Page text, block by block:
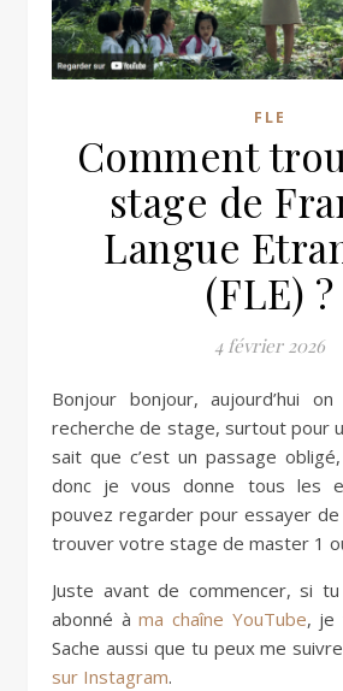
FLE
Comment
stage de
Langue
(FLE) ?
4 février 2026
Bonjour bonjour, aujourd’hui on va parler de la
recherche de stage, surtout pour
sait que c’est un passage
donc je vous donne tous les
pouvez regarder pour essayer
trouver votre stage de master 1
Juste avant de commencer, si tu
abonné àma chaîne YouTube, je
Sache aussi que tu peux me
sur Instagram.